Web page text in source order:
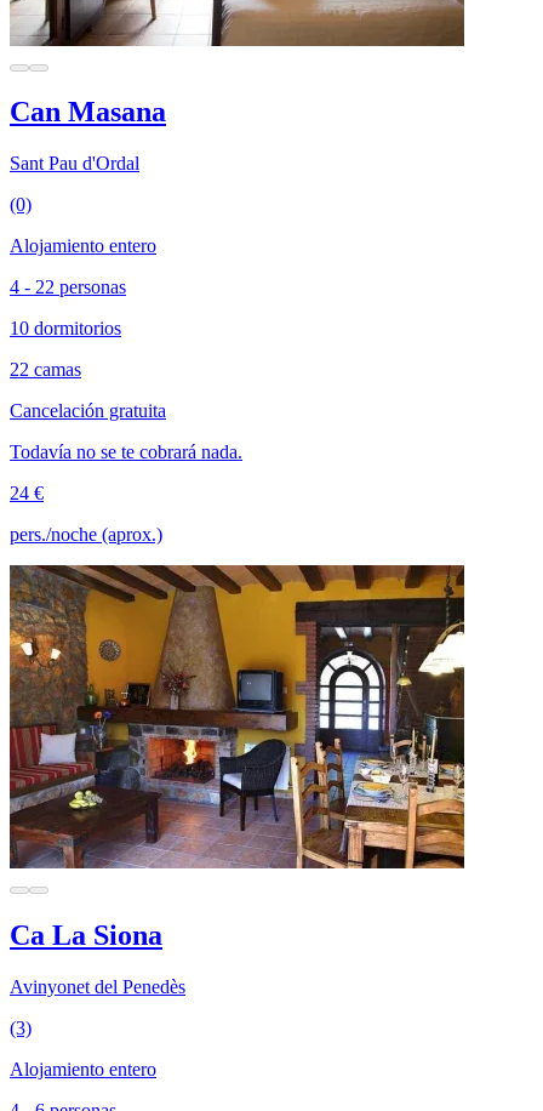
Can Masana
Sant Pau d'Ordal
(0)
Alojamiento entero
4 - 22 personas
10 dormitorios
22 camas
Cancelación gratuita
Todavía no se te cobrará nada.
24 €
pers./noche (aprox.)
Ca La Siona
Avinyonet del Penedès
(3)
Alojamiento entero